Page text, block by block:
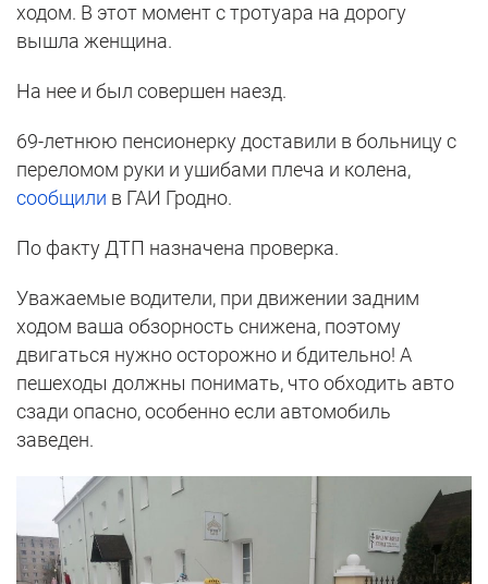
ходом. В этот момент с тротуара на дорогу
вышла женщина.
На нее и был совершен наезд.
69-летнюю пенсионерку доставили в больницу с
переломом руки и ушибами плеча и колена,
сообщили в ГАИ Гродно.
По факту ДТП назначена проверка.
Уважаемые водители, при движении задним
ходом ваша обзорность снижена, поэтому
двигаться нужно осторожно и бдительно! А
пешеходы должны понимать, что обходить авто
сзади опасно, особенно если автомобиль
заведен.